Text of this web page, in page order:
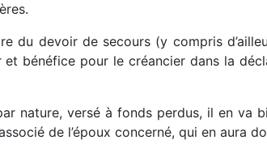
du devoir de secours (y compris
bénéfice pour le créancier dans la
nature, versé à fonds perdus, il en va
de l’époux concerné, qui en aura